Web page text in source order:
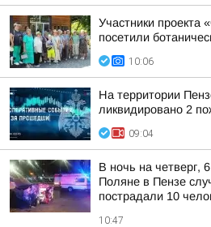
Участники проекта
посетили
10:06
На территории
ликвидировано 2
09:04
В ночь на четверг,
Поляне в Пензе
пострадали 10
10:47